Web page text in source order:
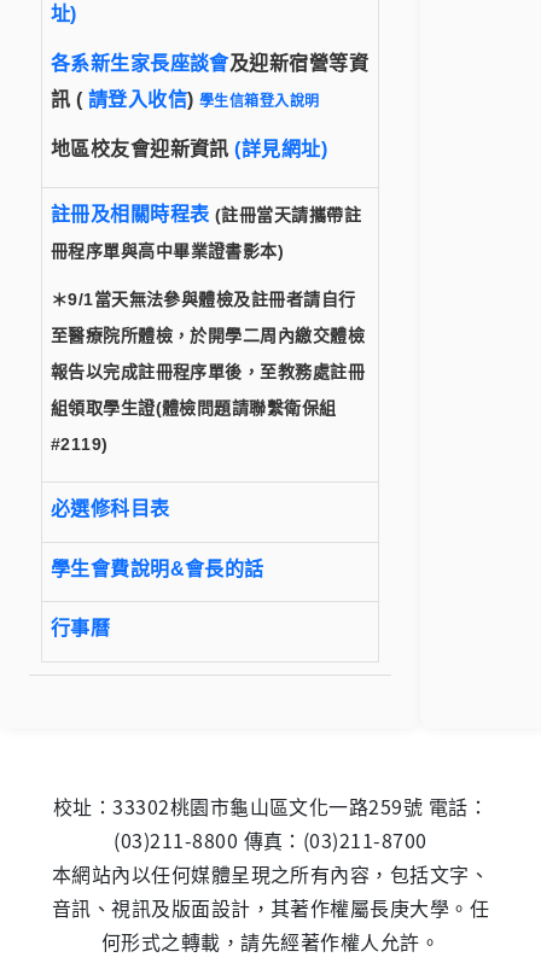
址)
各系新生家長座談會及迎新宿營等資
訊 ( 請登入收信) 學生信箱登入說明
地區校友會迎新資訊 (詳見網址)
註冊及相關時程表 (註冊當天請攜帶註
冊程序單與高中畢業證書影本)
＊9/1當天無法參與體檢及註冊者請自行
至醫療院所體檢，於開學二周內繳交體檢
報告以完成註冊程序單後，至教務處註冊
組領取學生證(體檢問題請聯繫衛保組
#2119)
必選修科目表
學生會費說明&會長的話
行事曆
校址：33302桃園市龜山區文化一路259號 電話：
(03)211-8800 傳真：(03)211-8700
本網站內以任何媒體呈現之所有內容，包括文字、
音訊、視訊及版面設計，其著作權屬長庚大學。任
何形式之轉載，請先經著作權人允許。